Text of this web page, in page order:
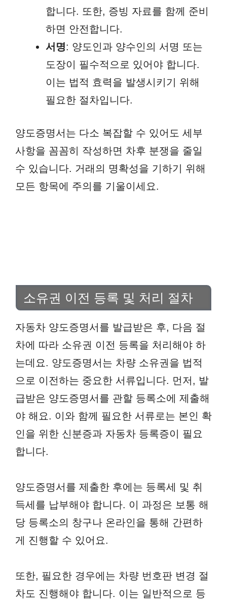
합니다. 또한, 증빙 자료를 함께 준비
하면 안전합니다.
서명: 양도인과 양수인의 서명 또는
도장이 필수적으로 있어야 합니다.
이는 법적 효력을 발생시키기 위해
필요한 절차입니다.
양도증명서는 다소 복잡할 수 있어도 세부
사항을 꼼꼼히 작성하면 차후 분쟁을 줄일
수 있습니다. 거래의 명확성을 기하기 위해
모든 항목에 주의를 기울이세요.
소유권 이전 등록 및 처리 절차
자동차 양도증명서를 발급받은 후, 다음 절
차에 따라 소유권 이전 등록을 처리해야 하
는데요. 양도증명서는 차량 소유권을 법적
으로 이전하는 중요한 서류입니다. 먼저, 발
급받은 양도증명서를 관할 등록소에 제출해
야 해요. 이와 함께 필요한 서류로는 본인 확
인을 위한 신분증과 자동차 등록증이 필요
합니다.
양도증명서를 제출한 후에는 등록세 및 취
득세를 납부해야 합니다. 이 과정은 보통 해
당 등록소의 창구나 온라인을 통해 간편하
게 진행할 수 있어요.
또한, 필요한 경우에는 차량 번호판 변경 절
차도 진행해야 합니다. 이는 일반적으로 등